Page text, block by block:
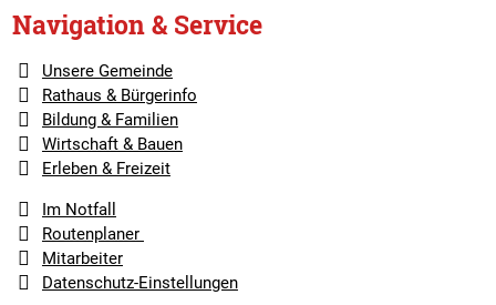
Navigation & Service
Unsere Gemeinde
Rathaus & Bürgerinfo
Bildung & Familien
Wirtschaft & Bauen
Erleben & Freizeit
Im Notfall
Routenplaner
Mitarbeiter
Datenschutz-Einstellungen